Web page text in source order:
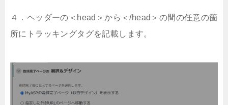
４．ヘッダーの＜head＞から＜/head＞の間の任意の箇
所にトラッキングタグを記載します。